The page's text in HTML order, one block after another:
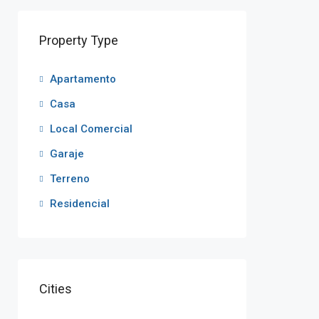
Property Type
Apartamento
Casa
Local Comercial
Garaje
Terreno
Residencial
Cities